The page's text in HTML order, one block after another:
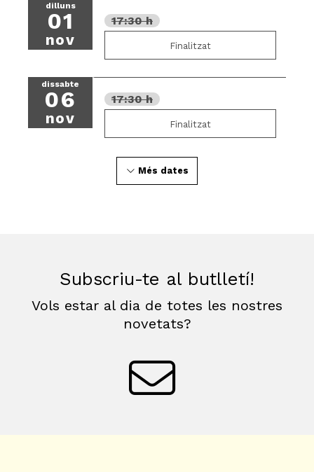
dilluns
01
nov
17:30 h
Finalitzat
dissabte
06
nov
17:30 h
Finalitzat
Més dates
Subscriu-te al butlletí!
Vols estar al dia de totes les nostres
novetats?